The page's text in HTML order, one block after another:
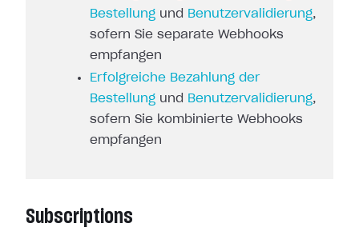
Bestellung und Benutzervalidierung,
sofern Sie separate Webhooks
empfangen
Erfolgreiche Bezahlung der
Bestellung und Benutzervalidierung,
sofern Sie kombinierte Webhooks
empfangen
Subscriptions